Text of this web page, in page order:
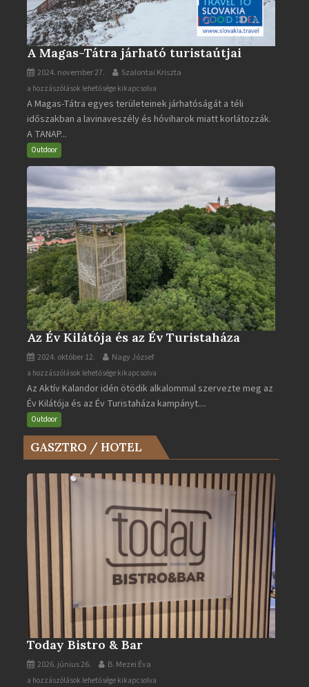
A Magas-Tátra járható turistaútjai
2024. november 27. Szalontai Kriszta
A
Magas-
Tátra
járható
turistaútjai
a hozzászólások lehetősége kikapcsolva
A Magas-Tátra egyes területeinek járhatóságát a téli
időszakban a lavinaveszély és hóviharok miatt korlátozzák.
A TANAP...
Outdoor
Az Év Kilátója és az Év Turistaháza
2024. október 12. Nagy József
Az
Év
Kilátója
és
az
Év
bejegyzéshez
a hozzászólások lehetősége kikapcsolva
Az Aktív Kalandor idén ötödik alkalommal szervezte meg az
Év Kilátója és az Év Turistaháza kampányt....
Outdoor
GASZTRO / HOTEL
Today Bistro & Bar
2026. június 26. B. Mezei Éva
Today
a hozzászólások lehetősége kikapcsolva